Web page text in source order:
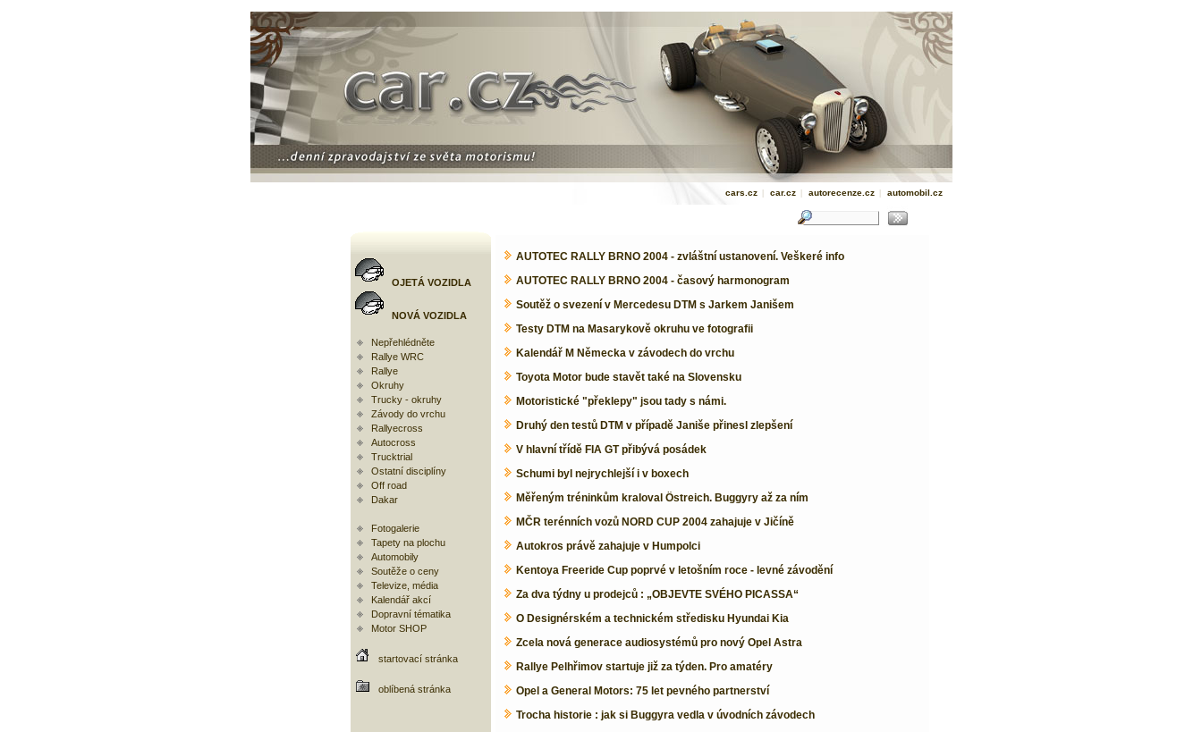
cars.cz | car.cz | autorecenze.cz | automobil.cz
OJETÁ VOZIDLA
NOVÁ VOZIDLA
Nepřehlédněte
Rallye WRC
Rallye
Okruhy
Trucky - okruhy
Závody do vrchu
Rallyecross
Autocross
Trucktrial
Ostatní disciplíny
Off road
Dakar
Fotogalerie
Tapety na plochu
Automobily
Soutěže o ceny
Televize, média
Kalendář akcí
Dopravní tématika
Motor SHOP
startovací stránka
oblíbená stránka
AUTOTEC RALLY BRNO 2004 - zvláštní ustanovení. Veškeré info
AUTOTEC RALLY BRNO 2004 - časový harmonogram
Soutěž o svezení v Mercedesu DTM s Jarkem Janišem
Testy DTM na Masarykově okruhu ve fotografii
Kalendář M Německa v závodech do vrchu
Toyota Motor bude stavět také na Slovensku
Motoristické "překlepy" jsou tady s námi.
Druhý den testů DTM v případě Janiše přinesl zlepšení
V hlavní třídě FIA GT přibývá posádek
Schumi byl nejrychlejší i v boxech
Měřeným tréninkům kraloval Östreich. Buggyry až za ním
MČR terénních vozů NORD CUP 2004 zahajuje v Jičíně
Autokros právě zahajuje v Humpolci
Kentoya Freeride Cup poprvé v letošním roce - levné závodění
Za dva týdny u prodejců : „OBJEVTE SVÉHO PICASSA“
O Designérském a technickém středisku Hyundai Kia
Zcela nová generace audiosystémů pro nový Opel Astra
Rallye Pelhřimov startuje již za týden. Pro amatéry
Opel a General Motors: 75 let pevného partnerství
Trocha historie : jak si Buggyra vedla v úvodních závodech